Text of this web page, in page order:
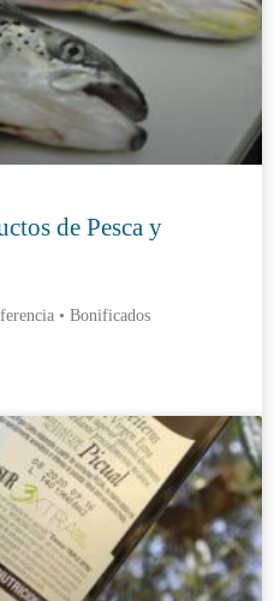
de Pesca y
• Bonificados